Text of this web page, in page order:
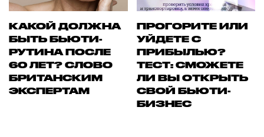
КАКОЙ ДОЛЖНА
БЫТЬ БЬЮТИ-
РУТИНА ПОСЛЕ
60 ЛЕТ? СЛОВО
БРИТАНСКИМ
ЭКСПЕРТАМ
ПРОГОРИТЕ ИЛИ
УЙДЕТЕ С
ПРИБЫЛЬЮ?
ТЕСТ: СМОЖЕТЕ
ЛИ ВЫ ОТКРЫТЬ
СВОЙ БЬЮТИ-
БИЗНЕС